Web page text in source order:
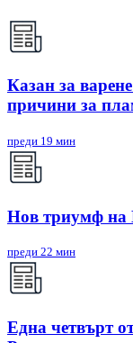
Казан за
причини за
преди 19 мин
Нов триумф на
преди 22 мин
Една четвърт